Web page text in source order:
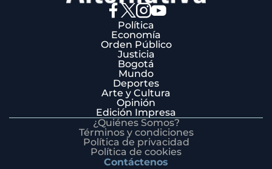
Política
Economía
Orden Público
Justicia
Bogotá
Mundo
Deportes
Arte y Cultura
Opinión
Edición Impresa
¿Quiénes Somos?
Términos y condiciones
Política de privacidad
Política de cookies
Contáctenos